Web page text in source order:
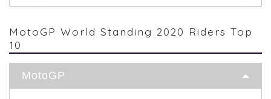
MotoGP World Standing 2020 Riders Top
10
MotoGP